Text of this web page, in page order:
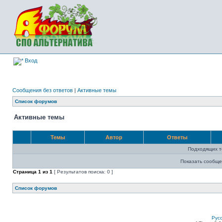
Вход
Сообщения без ответов | Активные темы
Список форумов
Активные темы
Темы Автор Ответы
Подходящих
Показать
Страница 1 из 1 [ Результатов поиска: 0 ]
Список форумов